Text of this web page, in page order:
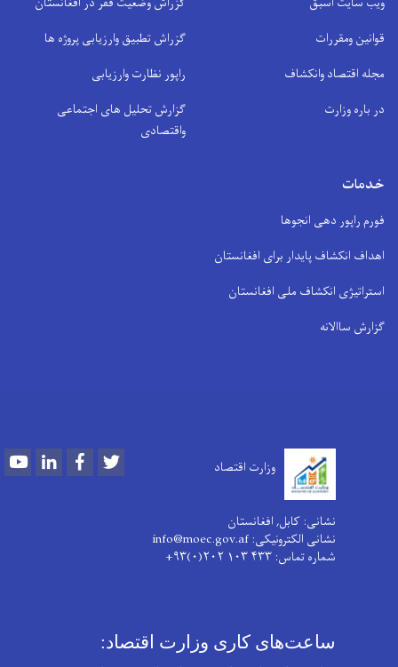
قوانین ومقررات
مجله اقتصاد وانکشاف
در باره وزارت
گزراش تطبیق وارزیابی پروژه ها
راپور نظارت وارزیابی
گزارش تحلیل های اجتماعی
واقتصادی
خدمات
فورم راپور دهی انجوها
اهداف انکشاف پایدار برای افغانستان
استراتیژی انکشاف ملی افغانستان
گزارش ساالانه
وزارت اقتصاد YoutubeLinkedInFacebook
نشانی: کابل, افغانستان
نشانی الکترونیکی: info@moec.gov.af
شماره تماس: ۴۳۳ ۱۰۳ ۲۰۲(۰)۹۳+
ساعت‌های کاری وزارت اقتصاد: